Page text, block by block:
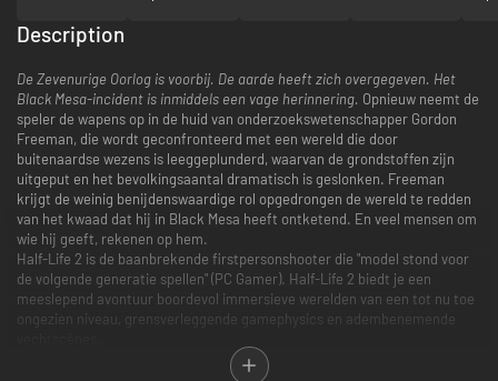
Description
De Zevenurige Oorlog is voorbij. De aarde heeft zich overgegeven. Het
Black Mesa-incident is inmiddels een vage herinnering. Opnieuw neemt de
speler de wapens op in de huid van onderzoekswetenschapper Gordon
Freeman, die wordt geconfronteerd met een wereld die door
buitenaardse wezens is leeggeplunderd, waarvan de grondstoffen zijn
uitgeput en het bevolkingsaantal dramatisch is geslonken. Freeman
krijgt de weinig benijdenswaardige rol opgedrongen de wereld te redden
van het kwaad dat hij in Black Mesa heeft ontketend. En veel mensen om
wie hij geeft, rekenen op hem.
Half-Life 2 is de baanbrekende firstpersonshooter die "model stond voor
de volgende generatie spellen" (PC Gamer). Half-Life 2 biedt je een
meeslepend avontuur boordevol immersieve werelden van een tot nu toe
ongezien niveau, grensverleggende gamephysics en adembenemende